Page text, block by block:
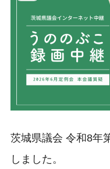
茨城県議会 令和8年
しました。